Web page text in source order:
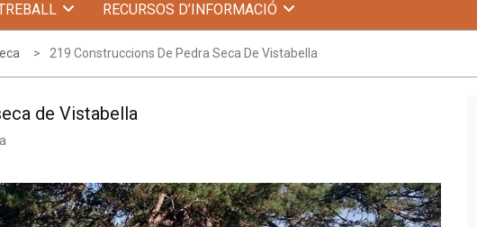
RECURSOS D’INFORMACIÓ
219 Construccions De Pedra Seca De Vistabella
de Vistabella